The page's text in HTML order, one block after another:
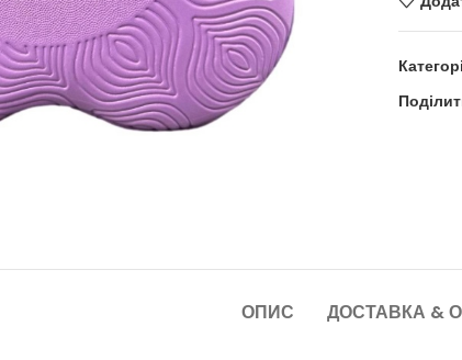
ОПИС ДОСТАВКА &